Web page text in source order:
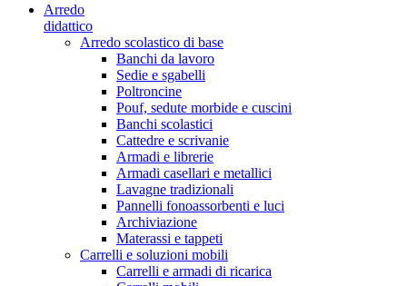
Arredo
didattico
Arredo scolastico di base
Banchi da lavoro
Sedie e sgabelli
Poltroncine
Pouf, sedute morbide e cuscini
Banchi scolastici
Cattedre e scrivanie
Armadi e librerie
Armadi casellari e metallici
Lavagne tradizionali
Pannelli fonoassorbenti e luci
Archiviazione
Materassi e tappeti
Carrelli e soluzioni mobili
Carrelli e armadi di ricarica